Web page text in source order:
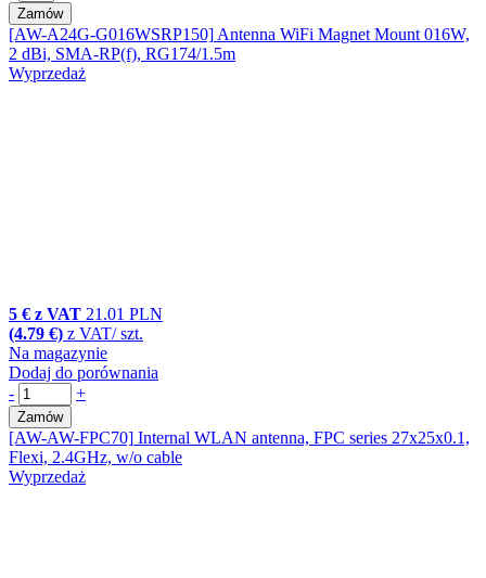
Zamów
[AW-A24G-G016WSRP150] Antenna WiFi Magnet Mount 016W,
2 dBi, SMA-RP(f), RG174/1.5m
Wyprzedaż
5 € z VAT 21.01 PLN
(4.79 €) z VAT/ szt.
Na magazynie
Dodaj do porównania
-
+
Zamów
[AW-AW-FPC70] Internal WLAN antenna, FPC series 27x25x0.1,
Flexi, 2.4GHz, w/o cable
Wyprzedaż